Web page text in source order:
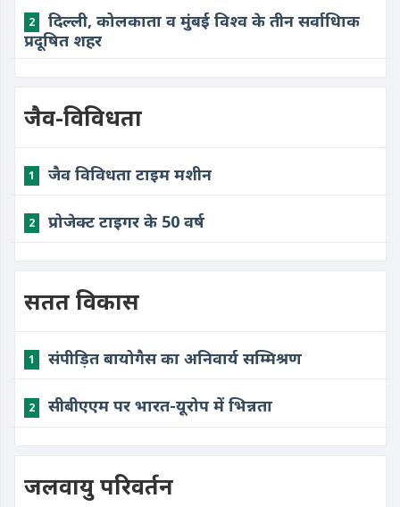
2
दिल्ली, कोलकाता व मुंबई विश्व के तीन सर्वाधिाक
प्रदूषित शहर
जैव-विविधता
1 जैव विविधता टाइम मशीन
2 प्रोजेक्ट टाइगर के 50 वर्ष
सतत विकास
1 संपीड़ित बायोगैस का अनिवार्य सम्मिश्रण
2 सीबीएएम पर भारत-यूरोप में भिन्नता
जलवायु परिवर्तन